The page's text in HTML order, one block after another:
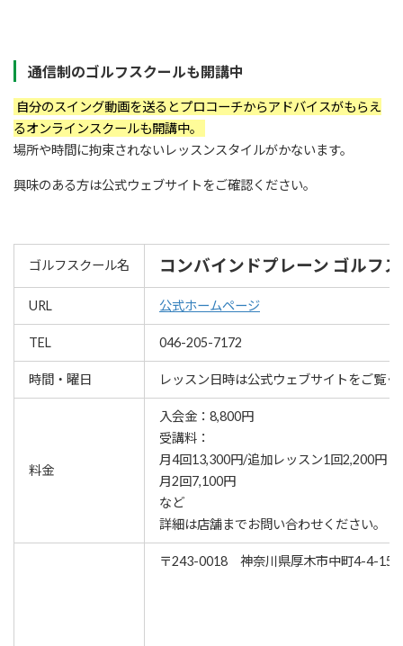
通信制のゴルフスクールも開講中
自分のスイング動画を送るとプロコーチからアドバイスがもらえ
るオンラインスクールも開講中。
場所や時間に拘束されないレッスンスタイルがかないます。
興味のある方は公式ウェブサイトをご確認ください。
ゴルフスクール名 コンバインドプレーン ゴルフ
URL 公式ホームページ
TEL 046-205-7172
時間・曜日 レッスン⽇時は公式ウェブサイトをご覧く
料金
入会金：8,800円
受講料：
月4回13,300円/追加レッスン1回2,200円
月2回7,100円
など
詳細は店舗までお問い合わせください。
〒243-0018 神奈川県厚木市中町4-4-15